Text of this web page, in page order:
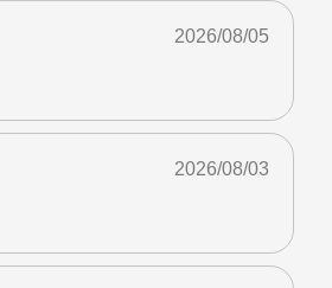
2026/08/05
2026/08/03